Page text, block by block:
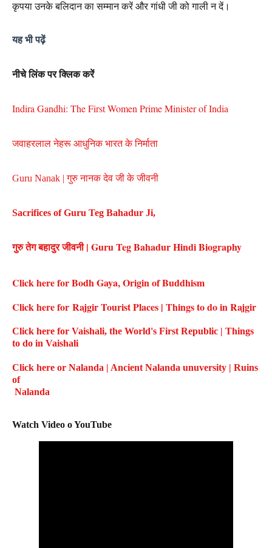
कृपया उनके बलिदान का सम्मान करें और गांधी जी को गाली न दें।
यह भी पढ़ें
नीचे लिंक पर क्लिक करें
Indira Gandhi: The First Women Prime Minister of India
जवाहरलाल नेहरू आधुनिक भारत के निर्माता
Guru Nanak | गुरु नानक देव जी के जीवनी
Sacrifices of Guru Teg Bahadur Ji,
गुरु तेग बहादुर जीवनी | Guru Teg Bahadur Hindi Biography
Click here for Bodh Gaya, Origin of Buddhism
Click here for Rajgir Tourist Places | Things to do in Rajgir
Click here for Vaishali, the World's First Republic | Things
to do in Vaishali
Click here or Nalanda | Ancient Nalanda unuversity | Ruins
of
Nalanda
Watch Video o YouTube